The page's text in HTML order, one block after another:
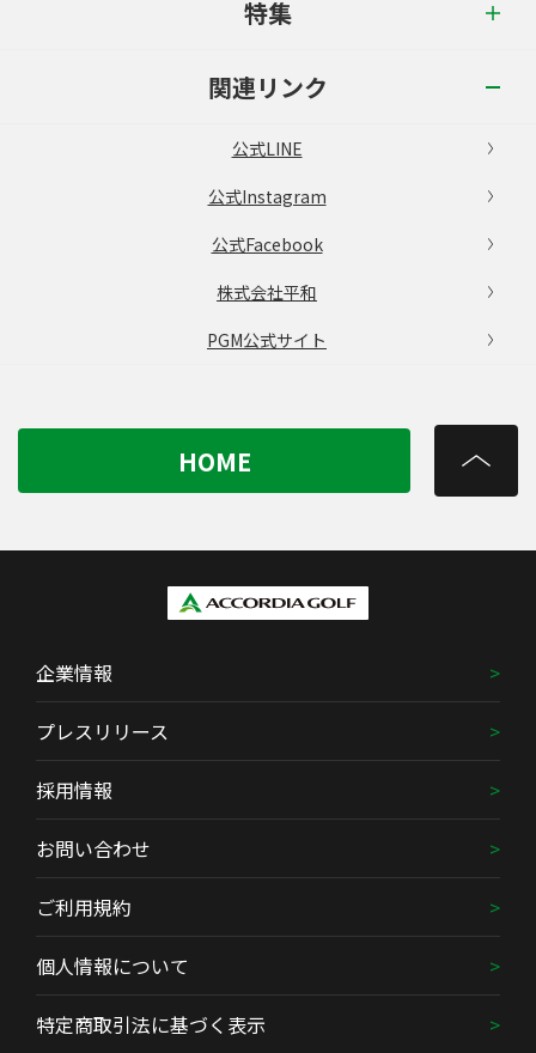
特集
関連リンク
公式LINE
公式Instagram
公式Facebook
株式会社平和
PGM公式サイト
HOME
企業情報
プレスリリース
採用情報
お問い合わせ
ご利用規約
個人情報について
特定商取引法に基づく表示